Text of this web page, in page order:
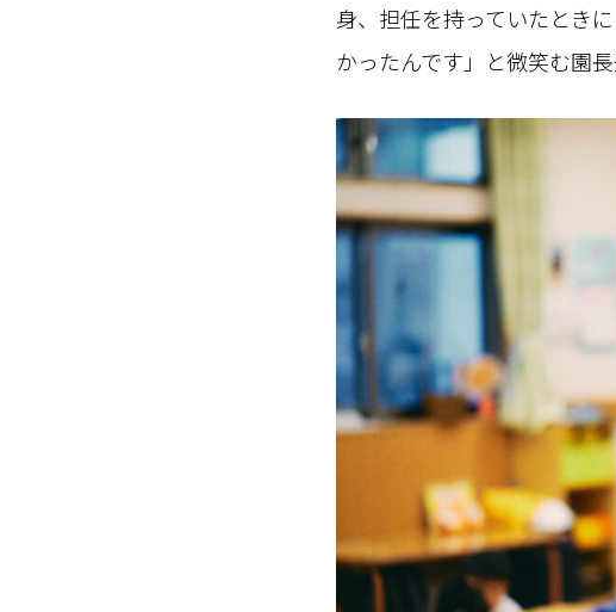
身、担任を持っていたとき
かったんです」と微笑む園長